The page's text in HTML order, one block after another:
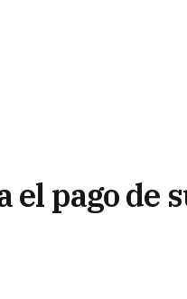
el pago de